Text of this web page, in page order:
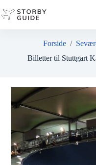
til
indhold
Forside/
Billetter til Stuttgart